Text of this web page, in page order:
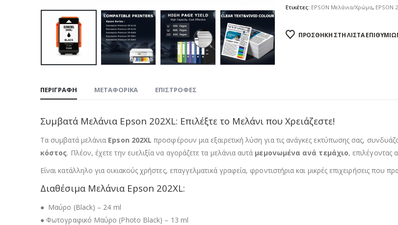
Ετικέτες: EPSON Μελάνια/Χρώμα, EPSON
ΠΡΟΣΘΉΚΗ ΣΤΗ ΛΊΣΤΑ
ΠΕΡΙΓΡΑΦΉ ΜΕΤΑΦΟΡΙΚΆ ΕΠΙΣΤΡΟΦΈΣ
Συμβατά Μελάνια Epson 202XL: Επιλέξτε το Μελάνι που Χρειάζεστε!
Τα συμβατά μελάνια Epson 202XL προσφέρουν μια εξαιρετική λύση για τις ανάγκες εκτύπωσης σας,
κόστος. Πλέον, έχετε την ευελιξία να αγοράζετε τα μελάνια αυτά μεμονωμένα ανά τεμάχιο, επιλέγοντας
Είναι κατάλληλο για οικιακούς χρήστες, επαγγελματικά γραφεία, φροντιστήρια και μικρές επιχειρήσεις που
Διαθέσιμα Μελάνια Epson 202XL:
● Μαύρο (Black) – 24 ml
● Φωτογραφικό Μαύρο (Photo Black) – 13 ml